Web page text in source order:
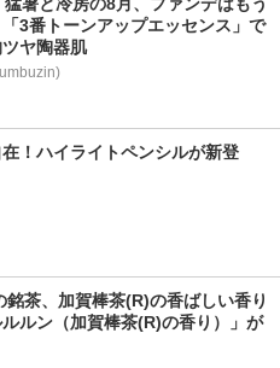
3番トーンアップエッセンス」で
ヤ陶器肌
！ハイライトペンシルが新登
銘茶、加賀棒茶(R)の香ばしい香り
ルン（加賀棒茶(R)の香り）」が